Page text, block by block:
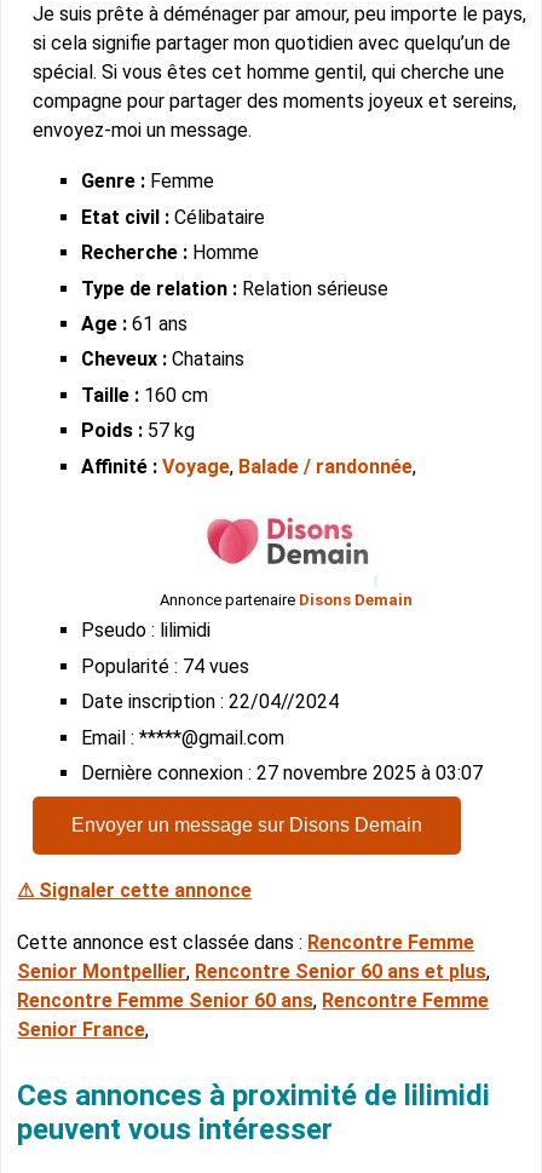
Je suis prête à déménager par amour, peu importe le pays,
si cela signifie partager mon quotidien avec quelqu’un de
spécial. Si vous êtes cet homme gentil, qui cherche une
compagne pour partager des moments joyeux et sereins,
envoyez-moi un message.
Genre : Femme
Etat civil : Célibataire
Recherche : Homme
Type de relation : Relation sérieuse
Age : 61 ans
Cheveux : Chatains
Taille : 160 cm
Poids : 57 kg
Affinité : Voyage, Balade / randonnée,
Annonce partenaire Disons Demain
Pseudo : lilimidi
Popularité : 74 vues
Date inscription : 22/04//2024
Email : *****@gmail.com
Dernière connexion : 27 novembre 2025 à 03:07
Envoyer un message sur Disons Demain
⚠ Signaler cette annonce
Cette annonce est classée dans : Rencontre Femme
Senior Montpellier, Rencontre Senior 60 ans et plus,
Rencontre Femme Senior 60 ans, Rencontre Femme
Senior France,
Ces annonces à proximité de lilimidi
peuvent vous intéresser